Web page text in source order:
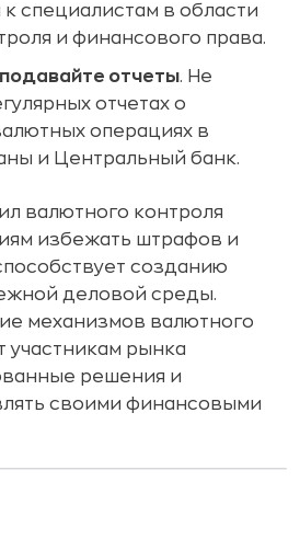
специалистам в области
и финансового права.
отчеты. Не
отчетах о
операциях в
и Центральный банк.
валютного контроля
избежать штрафов и
созданию
деловой среды.
механизмов валютного
участникам рынка
решения и
своими финансовыми